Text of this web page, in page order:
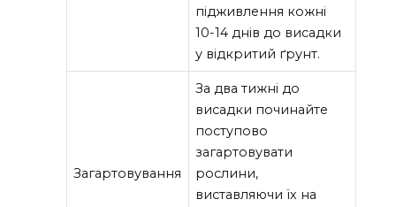
підживлення кожні
10-14 днів до висадки
у відкритий ґрунт.
Загартовування
За два тижні до
висадки починайте
поступово
загартовувати
рослини,
виставляючи їх на